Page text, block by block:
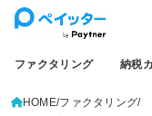
ファクタリング 納税
HOME ファクタリング